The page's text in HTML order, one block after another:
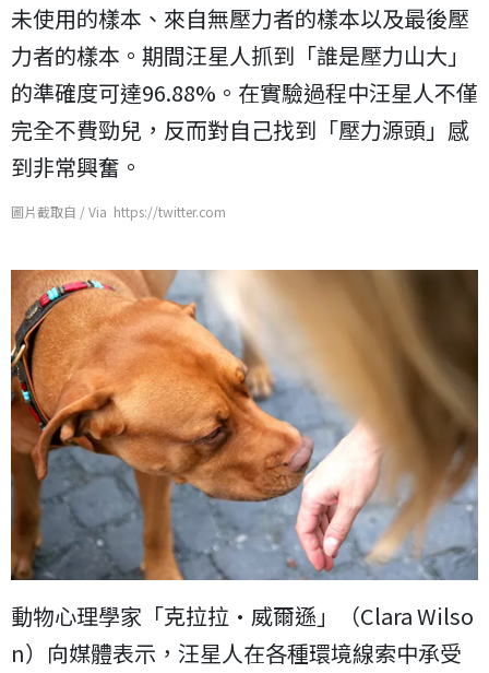
未使用的樣本、來自無壓力者的樣本以及最後壓
力者的樣本。期間汪星人抓到「誰是壓力山大」
的準確度可達96.88%。在實驗過程中汪星人不僅
完全不費勁兒，反而對自己找到「壓力源頭」感
到非常興奮。
圖片截取自 / Via https://twitter.com
動物心理學家「克拉拉·威爾遜」（Clara Wilso
n）向媒體表示，汪星人在各種環境線索中承受